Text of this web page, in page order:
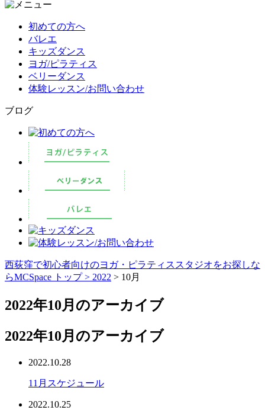
初めての方へ
バレエ
キッズダンス
ヨガ/ピラティス
ベリーダンス
体験レッスン/お問い合わせ
ブログ
西荻窪で初心者向けのヨガ・ピラティススタジオをお探しな
らMCSpace トップ > 2022 > 10月
2022年10月のアーカイブ
2022年10月のアーカイブ
2022.10.28
11月スケジュール
2022.10.25